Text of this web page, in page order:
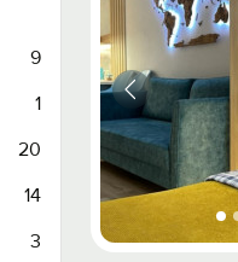
9
1
20
14
3